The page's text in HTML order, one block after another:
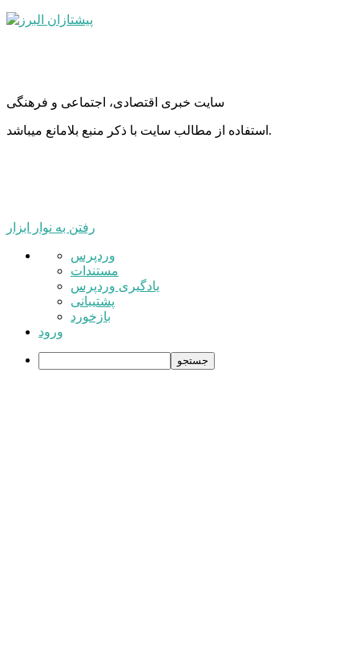
سایت خبری اقتصادی، اجتماعی و فرهنگی
استفاده از مطالب سایت با ذکر منبع بلامانع میباشد.
رفتن به نوار ابزار
درباره
وردپرس
وردپرس
مستندات
یادگیری وردپرس
پشتیبانی
بازخورد
ورود
جستجو